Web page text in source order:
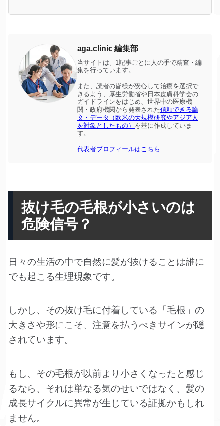
aga.clinic 編集部
当サイトは、1記事ごとに人の手で精査・編
集を行っています。
また、読者の皆様が安心して治療を選択で
きるよう、厚生労働省や日本皮膚科学会の
ガイドラインをはじめ、世界中の医療機
関・政府機関から発表された信頼できる論
文・データ（欧米の大規模研究やアジア人
を対象としたもの） を基に作成していま
す。
代表者プロフィールはこちら
抜け毛の毛根が小さいのは
危険信号？
日々の生活の中で自然に髪が抜けることは誰に
でも起こる生理現象です。
しかし、その抜け毛に付着している「毛根」の
大きさや形にこそ、注意を払うべきサインが隠
されています。
もし、その毛根が以前より小さくなったと感じ
るなら、それは単なる気のせいではなく、髪の
成長サイクルに異常が生じている証拠かもしれ
ません。